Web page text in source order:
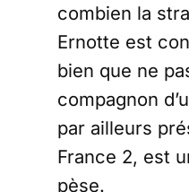
combien la
Ernotte est
bien que ne
compagnon
par ailleurs
France 2, est
pèse.